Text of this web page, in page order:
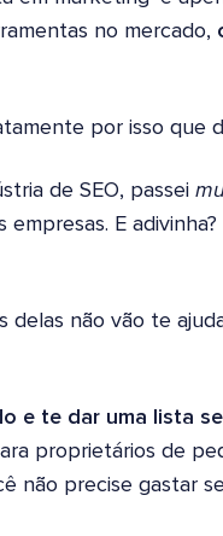
no mercado,
por isso que
de SEO, passei
E
delas não vão te
e te dar uma lista
proprietários de
não precise gastar